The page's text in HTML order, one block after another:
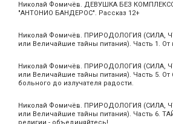
Николай Фомичёв. ДЕВУШКА БЕЗ
"АНТОНИО БАНДЕРОС". Рассказ 12+
Николай Фомичёв. ПРИРОДОЛОГИЯ (СИЛА,
или Величайшие тайны питания). Часть 1.
Николай Фомичёв. ПРИРОДОЛОГИЯ (СИЛА,
или Величайшие тайны питания). Часть 5.
больного до излучателя радости.
Николай Фомичёв. ПРИРОДОЛОГИЯ (СИЛА,
или Величайшие тайны питания). Часть 6.